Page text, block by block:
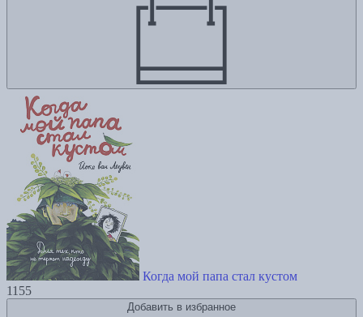
Когда мой папа стал кустом
1155
Добавить в избранное